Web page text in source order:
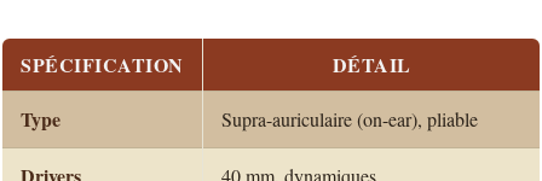
SPÉCIFICATION
DÉTAIL
Type
Supra-auriculaire (on-ear), pliable
Drivers 40 mm, dynamiques